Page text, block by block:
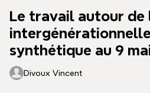
Le travail autour de
synthétique au 9
Divoux Vincent